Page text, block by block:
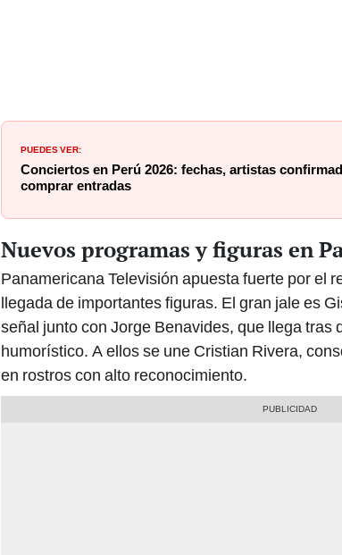
Conciertos en Perú 2026: fechas, artistas
comprar entradas
Panamericana Televisión apuesta fuerte por el
llegada de importantes figuras. El gran jale es
señal junto con Jorge Benavides, que llega tras
humorístico. A ellos se une Cristian Rivera,
en rostros con alto reconocimiento.